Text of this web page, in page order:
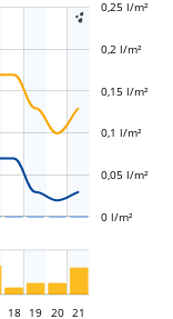

-0,1 l/m²
-0,05 l/m²
0 l/m²
0,05 l/m²
0,1 l/m²
0,15 l/m²
0,2 l/m²
0,25 l/m²
0,3 l/m²
18 19 20 21